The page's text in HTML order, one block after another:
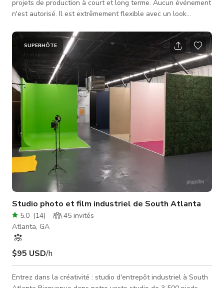
projets de production à court et long terme. Aucun événement
n'est autorisé. Il est extrêmement flexible avec un look
possibilité d'utiliser l'espace pour diverses fins. L'espace
comprend également une scène vintage de 2 pieds de haut.
L'installation elle-même est un espace éclectique de 31 000
pieds carrés, situé sur 3 acres de magnifiques espaces vert
SUPERHÔTE
Studio photo et film industriel de South Atlanta
5.0 (14) 45 invités
Atlanta, GA
$95 USD/h
Entrez dans la créativité : studio d'entrepôt industriel à South